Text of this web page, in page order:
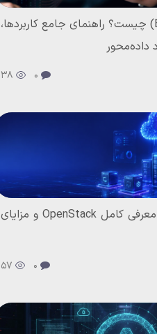
کلان داده (Big Data) چیست؟ راهنمای جامع کاربردها،
داده‌محور
0
38
اپن استک چیست؟ معرفی کامل OpenStack و مزایای
0
57